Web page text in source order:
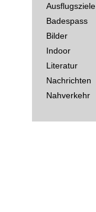
Ausflugsziele
Badespass
Bilder
Indoor
Literatur
Nachrichten
Nahverkehr